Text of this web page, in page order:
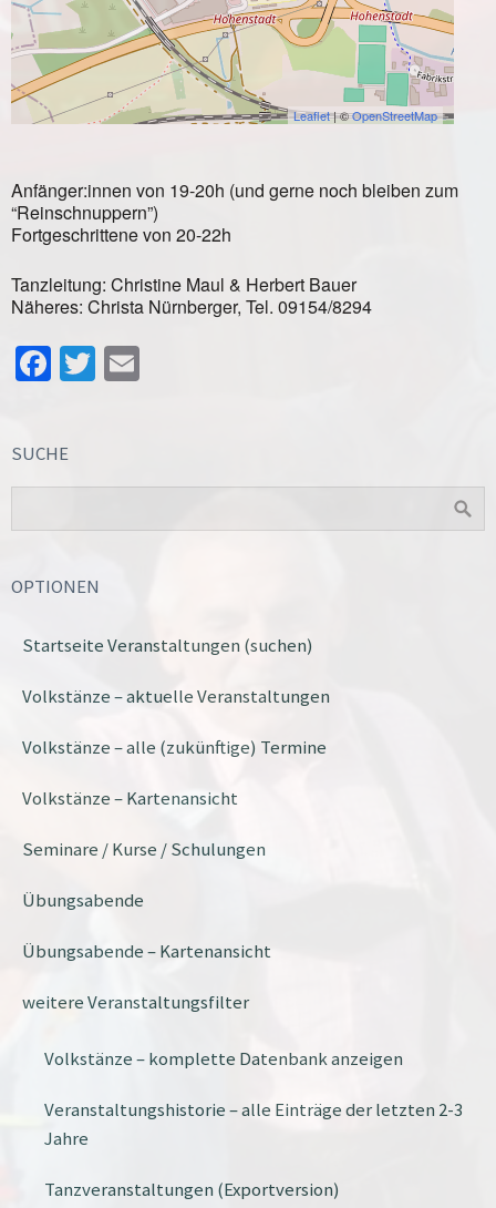
Leaflet| ©OpenStreetMap
Anfänger:innen von 19-20h (und gerne noch bleiben zum
“Reinschnuppern”)
Fortgeschrittene von 20-22h
Tanzleitung: Christine Maul & Herbert Bauer
Näheres: Christa Nürnberger, Tel. 09154/8294
Facebook
Twitter
SUCHE
OPTIONEN
Startseite Veranstaltungen (suchen)
Volkstänze – aktuelle Veranstaltungen
Volkstänze – alle (zukünftige) Termine
Volkstänze – Kartenansicht
Seminare / Kurse / Schulungen
Übungsabende
Übungsabende – Kartenansicht
weitere Veranstaltungsfilter
Volkstänze – komplette Datenbank anzeigen
Veranstaltungshistorie – alle Einträge der letzten 2-3
Jahre
Tanzveranstaltungen (Exportversion)